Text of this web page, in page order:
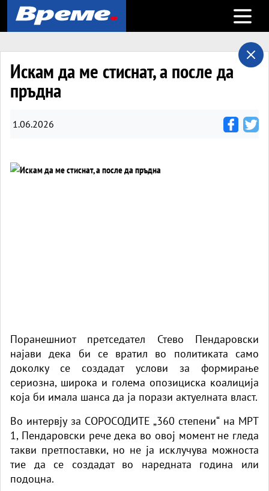
Open
Искам да ме стиснат, а после да
пръдна
1.06.2026
Поранешниот претседател Стево Пендаровски
најави дека би се вратил во политиката само
доколку се создадат услови за формирање
сериозна, широка и голема опозициска коалиција
која би имала шанса да ја порази актуелната власт.
Во интервју за СОРОСОДИТЕ „360 степени“ на МРТ
1, Пендаровски рече дека во овој момент не гледа
такви претпоставки, но не ја исклучува можноста
тие да се создадат во наредната година или
подоцна.